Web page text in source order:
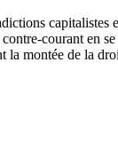
courant
la montée de la